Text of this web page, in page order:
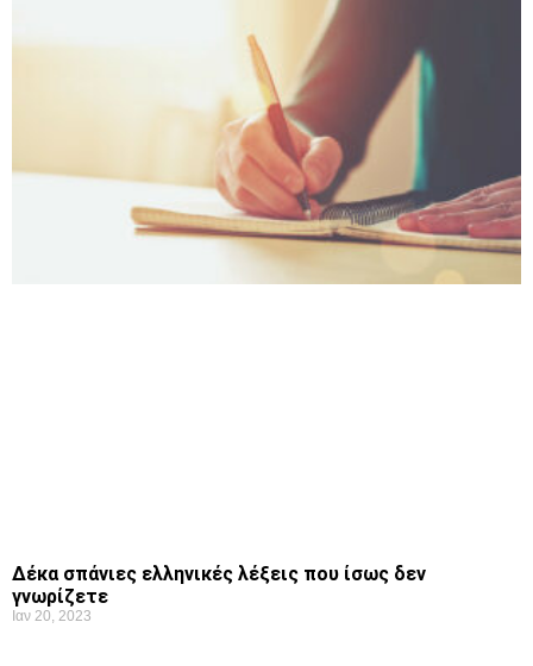
Δέκα σπάνιες ελληνικές λέξεις που ίσως δεν
γνωρίζετε
Ιαν 20, 2023